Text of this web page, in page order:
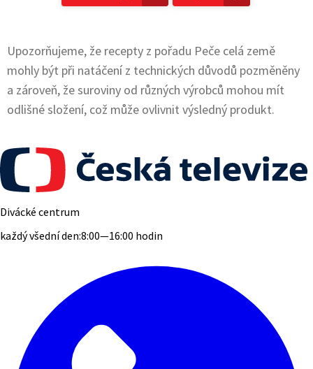
Upozorňujeme, že recepty z pořadu Peče celá země
mohly být při natáčení z technických důvodů pozměněny
a zároveň, že suroviny od různých výrobců mohou mít
odlišné složení, což může ovlivnit výsledný produkt.